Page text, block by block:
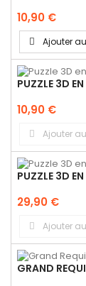
10,90 €
Ajouter
PUZZLE 3D
10,90 €
Ajouter
PUZZLE 3D
29,90 €
Ajouter
GRAND